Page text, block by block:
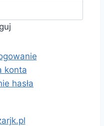
konta
hasła